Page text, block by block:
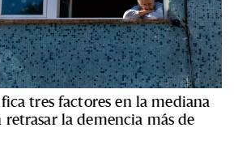
tres factores en la mediana
la demencia más de